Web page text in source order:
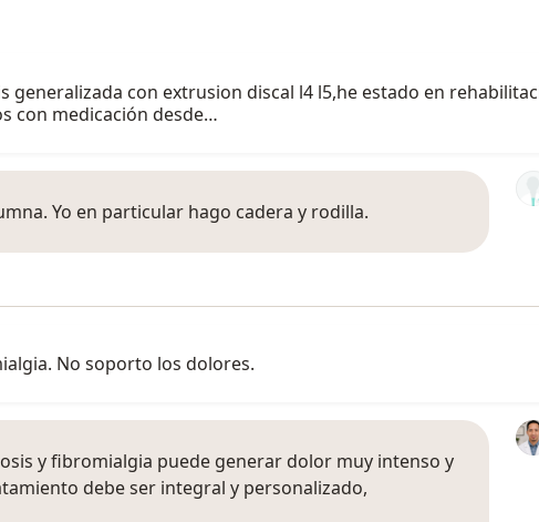
con extrusion discal l4 l5,he estado en
con medicación desde…
Yo en particular hago cadera y rodilla.
No soporto los dolores.
y fibromialgia puede generar dolor muy intenso y
debe ser integral y personalizado,